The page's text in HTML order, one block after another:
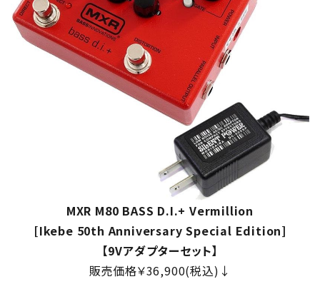
MXR M80 BASS D.I.+ Vermillion
[Ikebe 50th Anniversary Special Edition]
【9Vアダプターセット】
販売価格￥36,900(税込)↓